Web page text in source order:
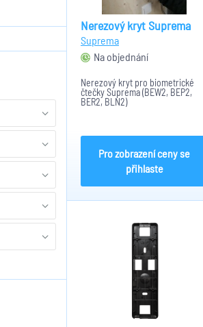
Nerezový kryt Suprema
Suprema
Na objednání
Nerezový kryt pro biometrické
čtečky Suprema (BEW2, BEP2,
BER2, BLN2)
Pro zobrazení ceny se
přihlaste